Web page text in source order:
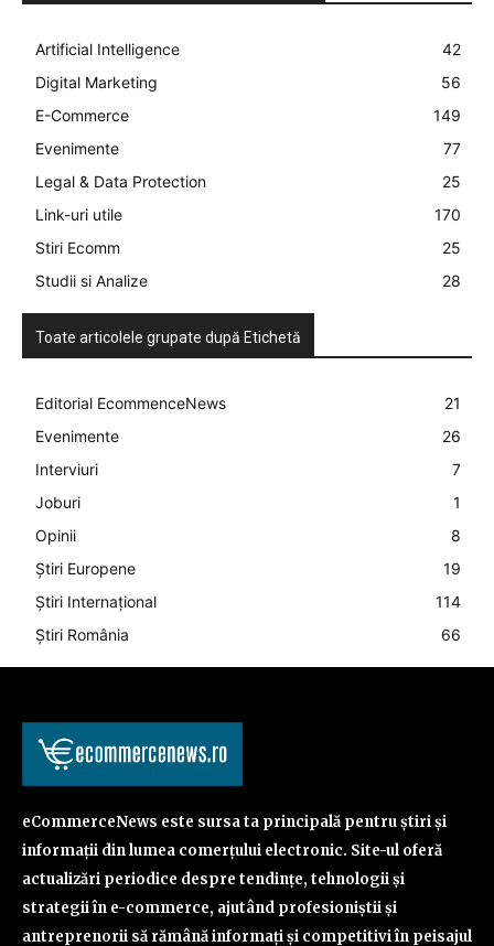
Artificial Intelligence
42
Digital Marketing
56
E-Commerce
149
Evenimente
77
Legal & Data Protection
25
Link-uri utile
170
Stiri Ecomm
25
Studii si Analize
28
Toate articolele grupate după Etichetă
Editorial EcommenceNews
21
Evenimente
26
Interviuri
7
Joburi
1
Opinii
8
Știri Europene
19
Știri Internațional
114
Știri România
66
eCommerceNews este sursa ta principală pentru știri și
informații din lumea comerțului electronic. Site-ul oferă
actualizări periodice despre tendințe, tehnologii și
strategii în e-commerce, ajutând profesioniștii și
antreprenorii să rămână informați și competitivi în peisajul